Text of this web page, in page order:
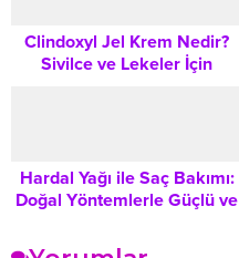
Clindoxyl Jel Krem Nedir?
Sivilce ve Lekeler İçin
Hardal Yağı ile Saç Bakımı:
Doğal Yöntemlerle Güçlü ve
Gerekenler